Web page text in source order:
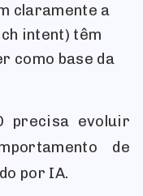
claramente a
intent) têm
como base da
precisa evoluir
de
por IA.